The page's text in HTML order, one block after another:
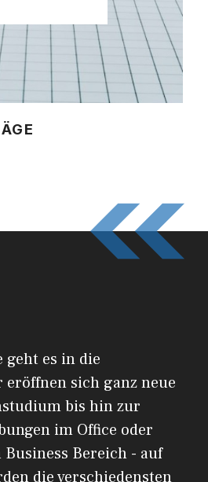
geht es in die
sich ganz neue
bis hin zur
im Office oder
Business Bereich - auf
die verschiedensten